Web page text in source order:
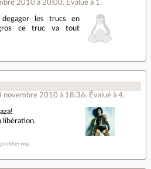
2010 à 20:00. Évalué à 1 .
les trucs en
ce truc va tout
novembre 2010 à 18:36. Évalué à 4.
libération.
either way.